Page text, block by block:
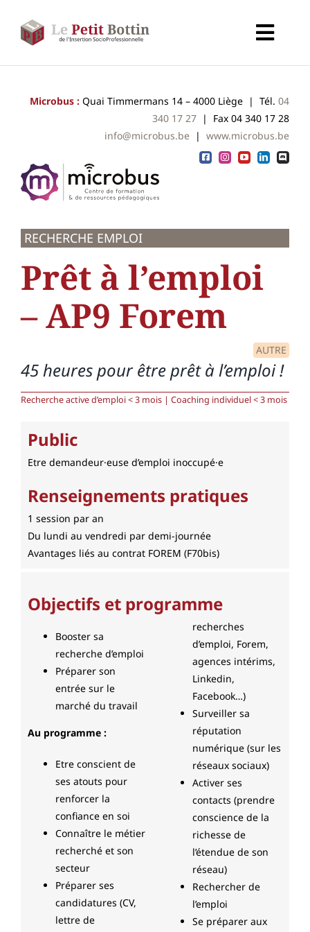
contenu
Organismes
À propos de CALIF
Microbus : Quai Timmermans 14 – 4000 Liège | Tél.04
340 17 27 | Fax 04 340 17 28
info@microbus.be |www.microbus.be
RECHERCHE EMPLOI
Prêt à l’emploi
– AP9 Forem
AUTRE
45 heures pour être prêt à l’emploi !
Recherche active d’emploi < 3 mois | Coaching individuel < 3 mois
Public
Etre demandeur·euse d’emploi inoccupé·e
Renseignements pratiques
1 session par an
Du lundi au vendredi par demi-journée
Avantages liés au contrat FOREM (F70bis)
Objectifs et programme
Booster sa
recherche d’emploi
Préparer son
entrée sur le
marché du travail
Au programme :
Etre conscient de
ses atouts pour
renforcer la
confiance en soi
Connaître le métier
recherché et son
secteur
Préparer ses
candidatures (CV,
lettre de
recherches
d’emploi, Forem,
agences intérims,
Linkedin,
Facebook…)
Surveiller sa
réputation
numérique (sur les
réseaux sociaux)
Activer ses
contacts (prendre
conscience de la
richesse de
l’étendue de son
réseau)
Rechercher de
l’emploi
Se préparer aux